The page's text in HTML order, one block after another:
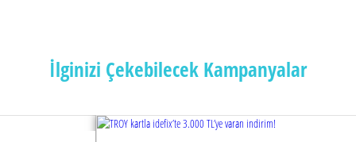
İlginizi Çekebilecek Kampanyalar